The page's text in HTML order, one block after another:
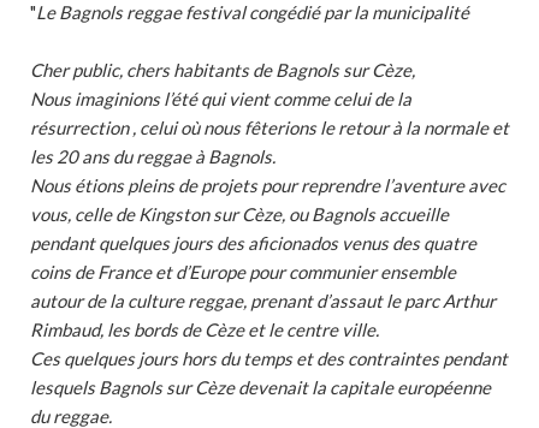
"Le Bagnols reggae festival congédié par la municipalité
Cher public, chers habitants de Bagnols sur Cèze,
Nous imaginions l’été qui vient comme celui de la
résurrection , celui où nous fêterions le retour à la normale et
les 20 ans du reggae à Bagnols.
Nous étions pleins de projets pour reprendre l’aventure avec
vous, celle de Kingston sur Cèze, ou Bagnols accueille
pendant quelques jours des aficionados venus des quatre
coins de France et d’Europe pour communier ensemble
autour de la culture reggae, prenant d’assaut le parc Arthur
Rimbaud, les bords de Cèze et le centre ville.
Ces quelques jours hors du temps et des contraintes pendant
lesquels Bagnols sur Cèze devenait la capitale européenne
du reggae.